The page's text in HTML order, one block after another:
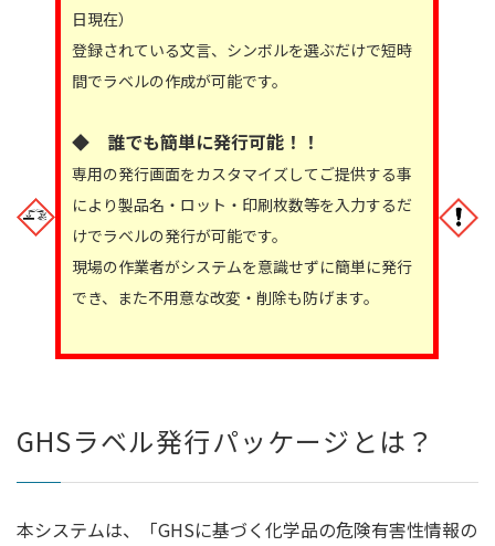
日現在）
登録されている文言、シンボルを選ぶだけで短時
間でラベルの作成が可能です。
◆ 誰でも簡単に発行可能！！
専用の発行画面をカスタマイズしてご提供する事
により製品名・ロット・印刷枚数等を入力するだ
けでラベルの発行が可能です。
現場の作業者がシステムを意識せずに簡単に発行
でき、また不用意な改変・削除も防げます。
GHSラベル発行パッケージとは？
本システムは、「GHSに基づく化学品の危険有害性情報の